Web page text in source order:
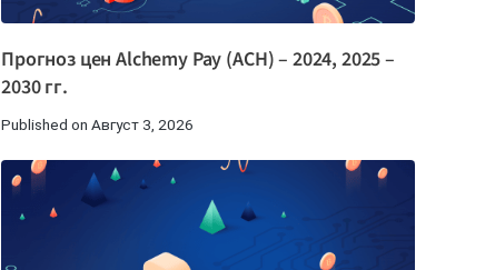
Прогноз цен Alchemy Pay (ACH) – 2024, 2025 –
2030 гг.
Published on Август 3, 2026